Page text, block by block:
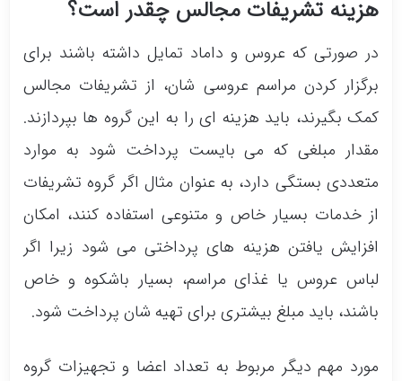
هزینه تشریفات مجالس چقدر است؟
در صورتی که عروس و داماد تمایل داشته باشند برای
برگزار کردن مراسم عروسی شان، از تشریفات مجالس
کمک بگیرند، باید هزینه ای را به این گروه ها بپردازند.
مقدار مبلغی که می بایست پرداخت شود به موارد
متعددی بستگی دارد، به عنوان مثال اگر گروه تشریفات
از خدمات بسیار خاص و متنوعی استفاده کنند، امکان
افزایش یافتن هزینه های پرداختی می شود زیرا اگر
لباس عروس یا غذای مراسم، بسیار باشکوه و خاص
باشند، باید مبلغ بیشتری برای تهیه شان پرداخت شود.
مورد مهم دیگر مربوط به تعداد اعضا و تجهیزات گروه